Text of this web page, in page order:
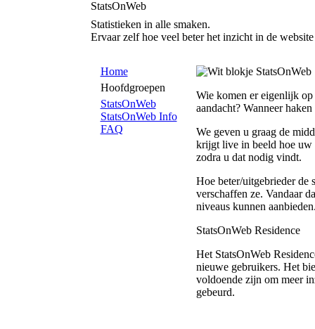
StatsOnWeb
Statistieken in alle smaken.
Ervaar zelf hoe veel beter het inzicht in de
Home
Hoofdgroepen
StatsOnWeb
StatsOnWeb Info
FAQ
StatsOnWeb
Wie komen er eigenlijk
aandacht? Wanneer
We geven u graag de
krijgt live in beeld hoe
zodra u dat nodig vindt.
Hoe beter/uitgebrieder de
verschaffen ze. Vandaar
niveaus kunnen
StatsOnWeb Residence
Het StatsOnWeb
nieuwe gebruikers. Het
voldoende zijn om meer
gebeurd.